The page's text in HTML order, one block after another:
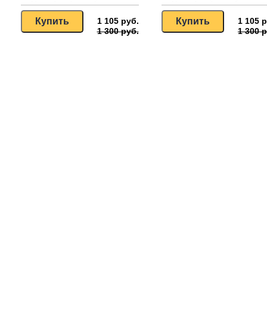
1 105 руб.
1 300 руб.
1 105
1 300